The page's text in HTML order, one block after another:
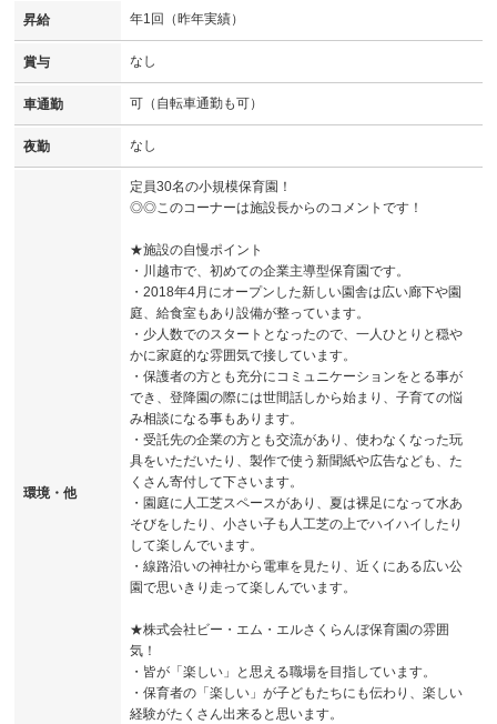
昇給 年1回（昨年実績）
賞与 なし
車通勤 可（自転車通勤も可）
夜勤 なし
環境・他
定員30名の小規模保育園！
◎◎このコーナーは施設長からのコメントです！
★施設の自慢ポイント
・川越市で、初めての企業主導型保育園です。
・2018年4月にオープンした新しい園舎は広い廊下や園
庭、給食室もあり設備が整っています。
・少人数でのスタートとなったので、一人ひとりと穏や
かに家庭的な雰囲気で接しています。
・保護者の方とも充分にコミュニケーションをとる事が
でき、登降園の際には世間話しから始まり、子育ての悩
み相談になる事もあります。
・受託先の企業の方とも交流があり、使わなくなった玩
具をいただいたり、製作で使う新聞紙や広告なども、た
くさん寄付して下さいます。
・園庭に人工芝スペースがあり、夏は裸足になって水あ
そびをしたり、小さい子も人工芝の上でハイハイしたり
して楽しんでいます。
・線路沿いの神社から電車を見たり、近くにある広い公
園で思いきり走って楽しんでいます。
★株式会社ビー・エム・エルさくらんぼ保育園の雰囲
気！
・皆が「楽しい」と思える職場を目指しています。
・保育者の「楽しい」が子どもたちにも伝わり、楽しい
経験がたくさん出来ると思います。